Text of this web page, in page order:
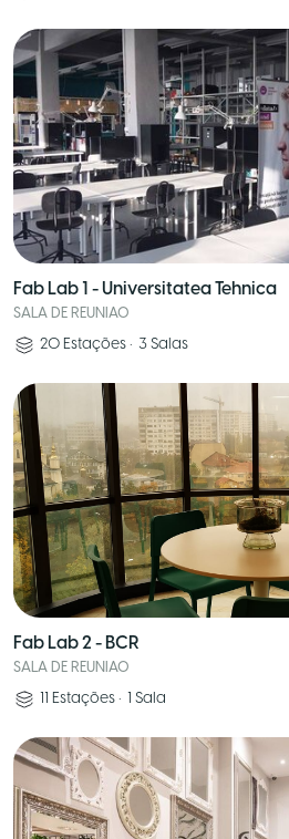
Fab Lab 1 - Universitatea Tehnica
SALA DE REUNIAO
20 Estações • 3 Salas
Fab Lab 2 - BCR
SALA DE REUNIAO
11 Estações • 1 Sala